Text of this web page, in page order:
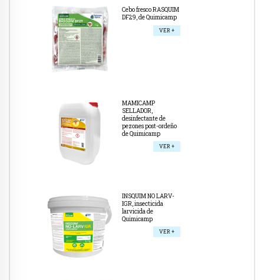
Cebo fresco RASQUIM
DF29, de Quimicamp
VER +
MAMICAMP
SELLADOR,
desinfectante de
pezones post-ordeño
de Quimicamp
VER +
INSQUIM NO LARV-
IGR, insecticida
larvicida de
Quimicamp
VER +